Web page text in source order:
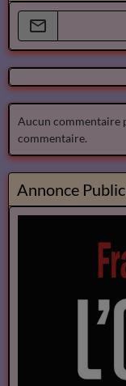
Aucun commentaire
commentaire.
Annonce